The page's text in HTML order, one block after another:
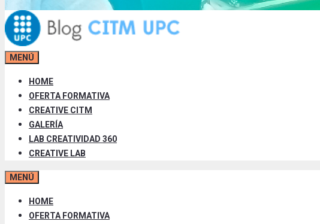
MENÚ
HOME
OFERTA FORMATIVA
CREATIVE CITM
GALERÍA
LAB CREATIVIDAD 360
CREATIVE LAB
MENÚ
HOME
OFERTA FORMATIVA